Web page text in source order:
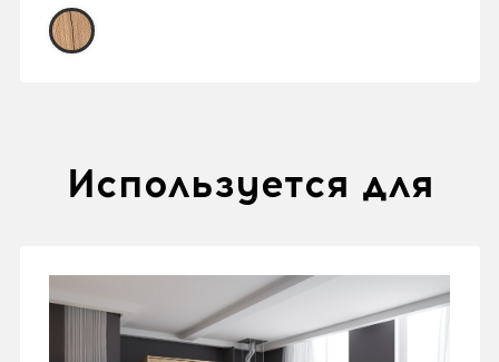
Используется для